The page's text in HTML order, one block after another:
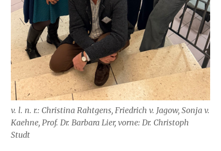
v. l. n. r.: Christina Rahtgens, Friedrich v. Jagow, Sonja v.
Kaehne, Prof. Dr. Barbara Lier, vorne: Dr. Christoph
Studt